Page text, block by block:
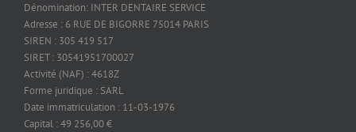
Dénomination: INTER DENTAIRE SERVICE
Adresse : 6 RUE DE BIGORRE 75014 PARIS
SIREN : 305 419 517
SIRET : 30541951700027
Activité (NAF) : 4618Z
Forme juridique : SARL
Date immatriculation : 11-03-1976
Capital : 49 256,00 €